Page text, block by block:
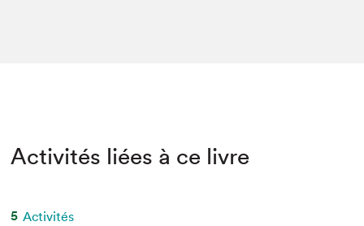
Activités liées à ce livre
5 Activités